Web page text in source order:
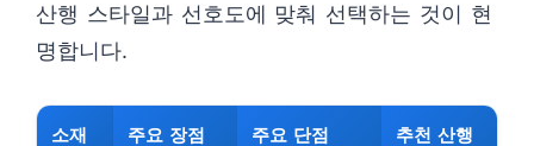
산행 스타일과 선호도에 맞춰 선택하는 것이 현
명합니다.
소재 주요 장점 주요 단점 추천 산행